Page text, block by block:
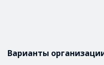
Варианты